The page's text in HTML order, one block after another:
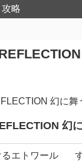
略
幻に
幻
エトワール